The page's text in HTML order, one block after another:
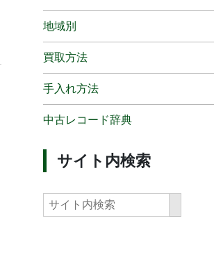
地域別
買取方法
手入れ方法
中古レコード辞典
サイト内検索